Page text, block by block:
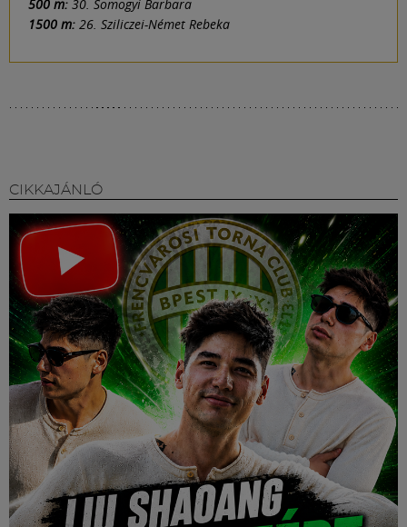
500 m: 30. Somogyi Barbara
1500 m: 26. Sziliczei-Német Rebeka
CIKKAJÁNLÓ